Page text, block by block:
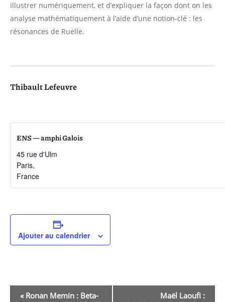
illustrer numériquement, et d’expliquer la façon dont on les
analyse mathématiquement à l’aide d’une notion-clé : les
résonances de Ruelle.
Thibault Lefeuvre
ENS — amphi Galois
45 rue d'Ulm
Paris,
France
Ajouter au calendrier
Navigation
«Ronan Memin : Beta-
Maël Laoufi :